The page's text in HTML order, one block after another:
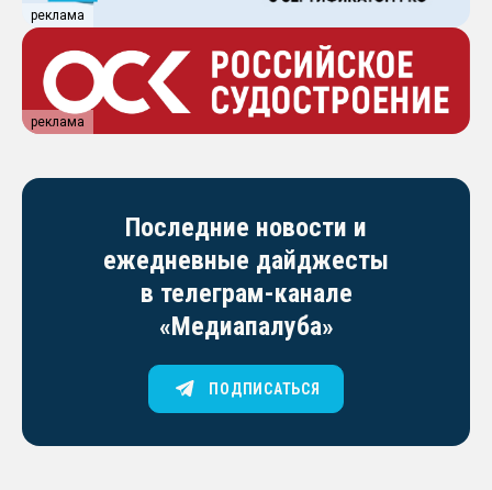
реклама
реклама
Последние новости и
ежедневные дайджесты
в телеграм-канале
«Медиапалуба»
ПОДПИСАТЬСЯ